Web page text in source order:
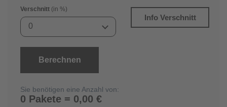
Verschnitt (in %)
0
Info Verschnitt
Berechnen
Sie benötigen eine Anzahl von:
0 Pakete = 0,00 €